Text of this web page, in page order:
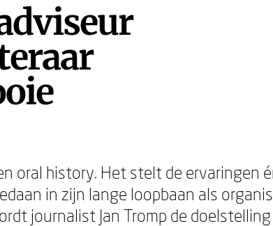
oral history. Het stelt de ervaringen
in zijn lange loopbaan als
journalist Jan Tromp de